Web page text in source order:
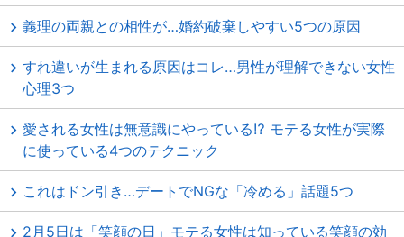
義理の両親との相性が…婚約破棄しやすい5つの原因
すれ違いが生まれる原因はコレ…男性が理解できない女性
心理3つ
愛される女性は無意識にやっている⁉ モテる女性が実際
に使っている4つのテクニック
これはドン引き…デートでNGな「冷める」話題5つ
2月5日は「笑顔の日」モテる女性は知っている笑顔の効